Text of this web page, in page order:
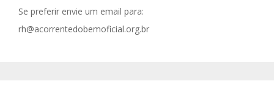
Se preferir envie um email para:
rh@acorrentedobemoficial.org.br